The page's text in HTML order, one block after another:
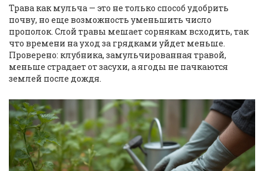
Трава как мульча — это не только способ удобрить
почву, но еще возможность уменьшить число
прополок. Слой травы мешает сорнякам всходить, так
что времени на уход за грядками уйдет меньше.
Проверено: клубника, замульчированная травой,
меньше страдает от засухи, а ягоды не пачкаются
землей после дождя.